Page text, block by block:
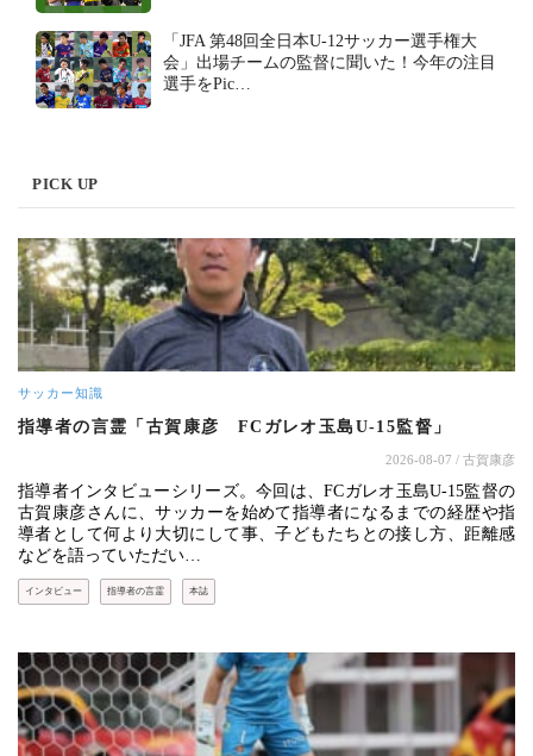
「JFA 第48回全日本U-12サッカー選手権大
会」出場チームの監督に聞いた！今年の注目
選手をPic…
PICK UP
サッカー知識
指導者の言霊「古賀康彦 FCガレオ玉島U-15監督」
2026-08-07 / 古賀康彦
指導者インタビューシリーズ。今回は、FCガレオ玉島U-15監督の
古賀康彦さんに、サッカーを始めて指導者になるまでの経歴や指
導者として何より大切にして事、子どもたちとの接し方、距離感
などを語っていただい…
インタビュー 指導者の言霊 本誌